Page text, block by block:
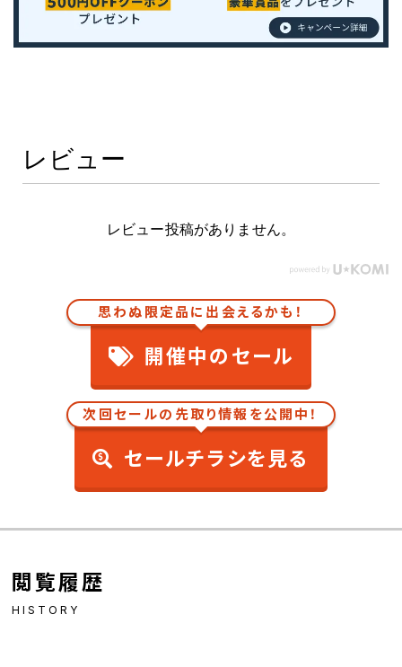
レビュー
レビュー投稿がありません。
思わぬ限定品に出会えるかも！
開催中のセール
次回セールの先取り情報を公開中！
セールチラシを見る
閲覧履歴
HISTORY